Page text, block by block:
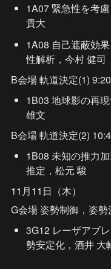
1A07 緊急性を考
貴大
1A08 自己遮蔽効
性解析，今村 健司
B会場 軌道決定(1)
1B03 地球影の再
雄文
B会場 軌道決定(2)
1B08 未知の推力
推定，松元 駿
11月11日（木）
G会場 姿勢制御，姿
3G12 レーザアブ
勢安定化，酒井 大